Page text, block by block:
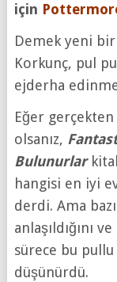
için
Demek yeni bir
Korkunç, pul
ejderha
Eğer
olsanız,
Bulunurlar
hangisi en iyi
derdi. Ama
anlaşıldığını
sürece bu
düşünürdü.